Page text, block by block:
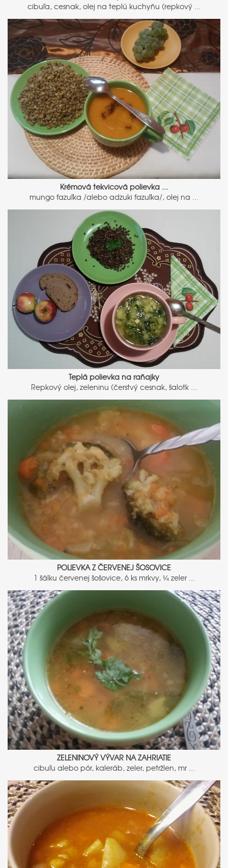
cibuľa, cesnak, olej na teplú kuchyňu (repkový ...
Krémová tekvicová polievka ...
mungo fazuľka /alebo adzuki fazuľka/, olej na ...
Teplá polievka na raňajky
Repkový olej, zeleninu (čerstvý cesnak, šalotk ...
POLIEVKA Z ČERVENEJ ŠOSOVICE
1 šálku červenej šošovice, 6 ks mrkvy, ¼ zeler ...
ZELENINOVÝ VÝVAR NA ZAHRIATIE
cibuľu alebo pór, kaleráb, zeler, petržlen, mr ...